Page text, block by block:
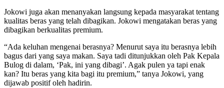
Jokowi juga akan menanyakan langsung kepada masyarakat tentang
kualitas beras yang telah dibagikan. Jokowi mengatakan beras yang
dibagikan berkualitas premium.
“Ada keluhan mengenai berasnya? Menurut saya itu berasnya lebih
bagus dari yang saya makan. Saya tadi ditunjukkan oleh Pak Kepala
Bulog di dalam, ‘Pak, ini yang dibagi’. Agak pulen ya tapi enak
kan? Itu beras yang kita bagi itu premium,” tanya Jokowi, yang
dijawab positif oleh hadirin.